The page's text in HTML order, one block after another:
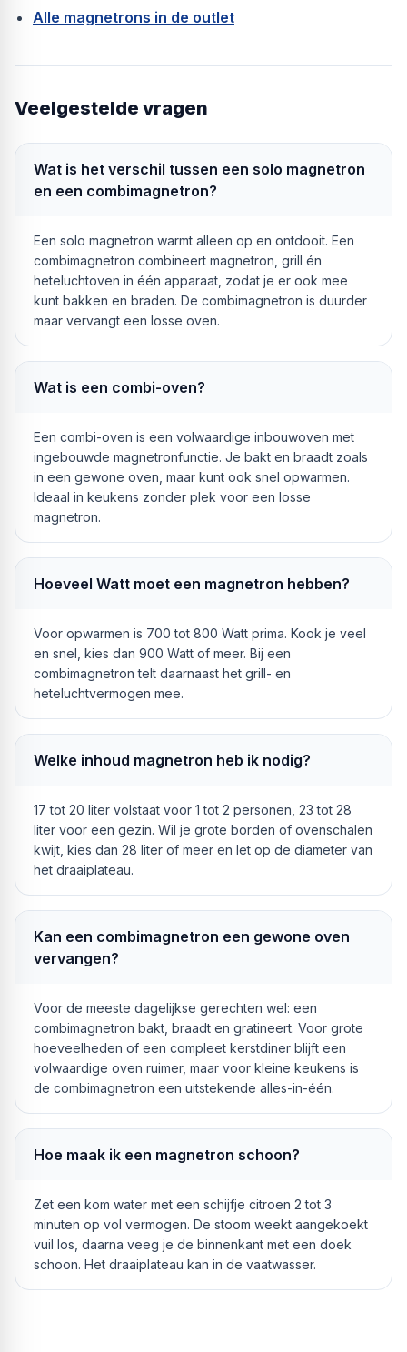
Alle magnetrons in de outlet
Veelgestelde vragen
Wat is het verschil tussen een solo magnetron
en een combimagnetron?
Een solo magnetron warmt alleen op en ontdooit. Een
combimagnetron combineert magnetron, grill én
heteluchtoven in één apparaat, zodat je er ook mee
kunt bakken en braden. De combimagnetron is duurder
maar vervangt een losse oven.
Wat is een combi-oven?
Een combi-oven is een volwaardige inbouwoven met
ingebouwde magnetronfunctie. Je bakt en braadt zoals
in een gewone oven, maar kunt ook snel opwarmen.
Ideaal in keukens zonder plek voor een losse
magnetron.
Hoeveel Watt moet een magnetron hebben?
Voor opwarmen is 700 tot 800 Watt prima. Kook je veel
en snel, kies dan 900 Watt of meer. Bij een
combimagnetron telt daarnaast het grill- en
heteluchtvermogen mee.
Welke inhoud magnetron heb ik nodig?
17 tot 20 liter volstaat voor 1 tot 2 personen, 23 tot 28
liter voor een gezin. Wil je grote borden of ovenschalen
kwijt, kies dan 28 liter of meer en let op de diameter van
het draaiplateau.
Kan een combimagnetron een gewone oven
vervangen?
Voor de meeste dagelijkse gerechten wel: een
combimagnetron bakt, braadt en gratineert. Voor grote
hoeveelheden of een compleet kerstdiner blijft een
volwaardige oven ruimer, maar voor kleine keukens is
de combimagnetron een uitstekende alles-in-één.
Hoe maak ik een magnetron schoon?
Zet een kom water met een schijfje citroen 2 tot 3
minuten op vol vermogen. De stoom weekt aangekoekt
vuil los, daarna veeg je de binnenkant met een doek
schoon. Het draaiplateau kan in de vaatwasser.